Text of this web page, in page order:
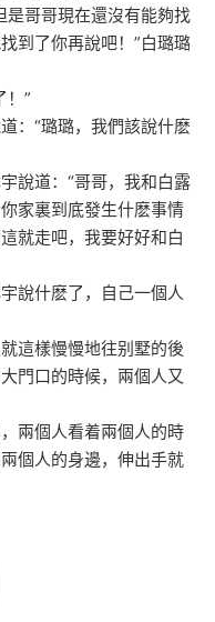
是哥哥現在還沒有能夠找
到了你再說吧！”白璐璐
！”
：“璐璐，我們該說什麽
說道：“哥哥，我和白露
家裏到底發生什麽事情
就走吧，我要好好和白
說什麽了，自己一個人
這樣慢慢地往别墅的後
門口的時候，兩個人又
兩個人看着兩個人的時
個人的身邊，伸出手就